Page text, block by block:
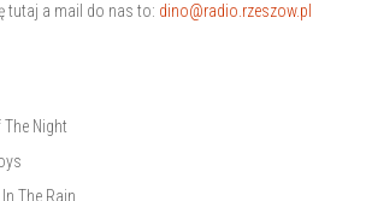
tutaj a mail do nas to: dino@radio.rzeszow.pl
Night
The Rain